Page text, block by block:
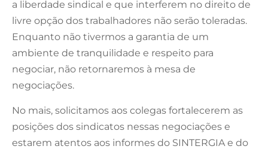
a liberdade sindical e que interferem no direito de
livre opção dos trabalhadores não serão toleradas.
Enquanto não tivermos a garantia de um
ambiente de tranquilidade e respeito para
negociar, não retornaremos à mesa de
negociações.
No mais, solicitamos aos colegas fortalecerem as
posições dos sindicatos nessas negociações e
estarem atentos aos informes do SINTERGIA e do